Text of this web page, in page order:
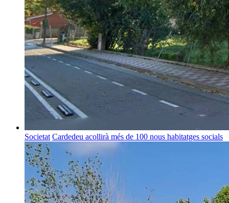
Societat Cardedeu acollirà més de 100 nous habitatges socials